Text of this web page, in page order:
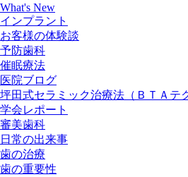
What's New
インプラント
お客様の体験談
予防歯科
催眠療法
医院ブログ
坪田式セラミック治療法（ＢＴＡテ
学会レポート
審美歯科
日常の出来事
歯の治療
歯の重要性